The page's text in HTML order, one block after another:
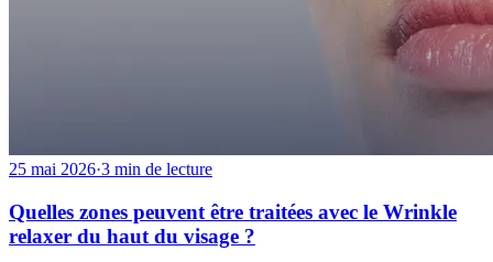
25 mai 2026·3 min de lecture
Quelles zones peuvent être traitées avec le Wrinkle
relaxer du haut du visage ?